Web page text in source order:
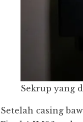
Sekrup yang
Setelah casing